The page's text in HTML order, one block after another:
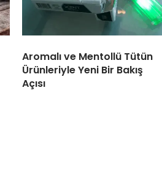
Aromalı ve Mentollü Tütün
Ürünleriyle Yeni Bir Bakış
Açısı